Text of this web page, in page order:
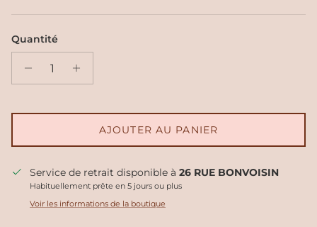
Quantité
AJOUTER AU PANIER
Service de retrait disponible à 26 RUE BONVOISIN
Habituellement prête en 5 jours ou plus
Voir les informations de la boutique